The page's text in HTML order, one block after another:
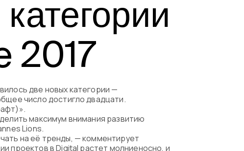
вопросы
2017
две новых категории —
число достигло двадцати.
максимум внимания развитию
Lions.
на её тренды, — комментирует
проектов в Digital растет молниеносно, и